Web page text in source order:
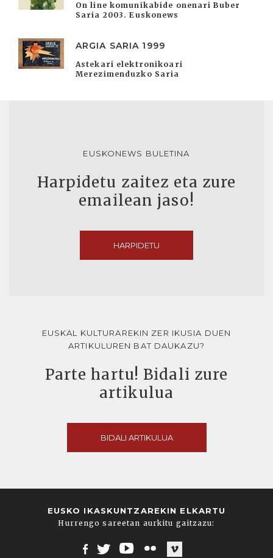
On line komunikabide onenari Buber
Saria 2003. Euskonews
ARGIA SARIA 1999
Astekari elektronikoari
Merezimenduzko Saria
EUSKONEWS BULETINA
Harpidetu zaitez eta zure
emailean jaso!
HARPIDETU
EUSKAL KULTURAREKIN ZER IKUSIA DUEN
ARTIKULUREN BAT DAUKAZU?
Parte hartu! Bidali zure
artikulua
BIDALI ARTIKULUA
EUSKO IKASKUNTZAREKIN ELKARTU
Hurrengo sareetan aurkitu gaitzazu: